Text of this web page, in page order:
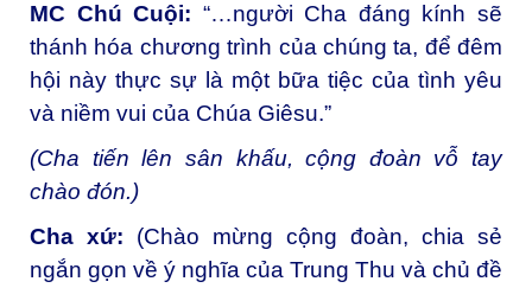
MC Chú Cuội: “…người Cha đáng kính sẽ
thánh hóa chương trình của chúng ta, để đêm
hội này thực sự là một bữa tiệc của tình yêu
và niềm vui của Chúa Giêsu.”
(Cha tiến lên sân khấu, cộng đoàn vỗ tay
chào đón.)
Cha xứ: (Chào mừng cộng đoàn, chia sẻ
ngắn gọn về ý nghĩa của Trung Thu và chủ đề